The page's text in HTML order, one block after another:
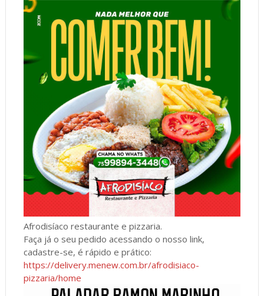
Afrodisíaco restaurante e pizzaria.
Faça já o seu pedido acessando o nosso link,
cadastre-se, é rápido e prático:
https://delivery.menew.com.br/afrodisiaco-
pizzaria/home